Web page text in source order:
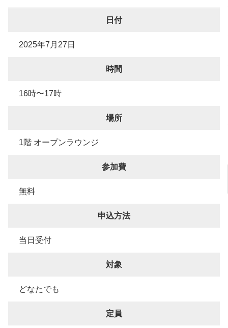
日付
2025年7月27日
時間
16時〜17時
場所
1階 オープンラウンジ
参加費
無料
申込方法
当日受付
対象
どなたでも
定員